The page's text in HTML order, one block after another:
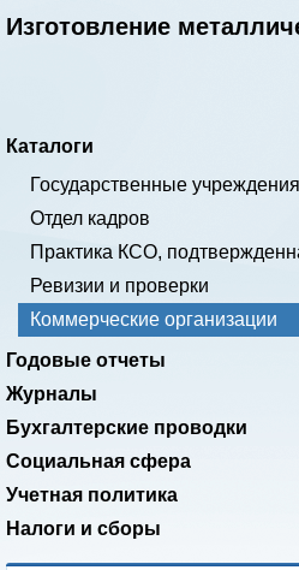
Изготовление
Каталоги
Государственные учреждения
Отдел кадров
Практика КСО,
Ревизии и проверки
Коммерческие организации
Годовые отчеты
Журналы
Бухгалтерские проводки
Социальная сфера
Учетная политика
Налоги и сборы